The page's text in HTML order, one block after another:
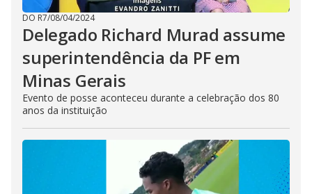
DO R7/08/04/2024
Delegado Richard Murad assume
superintendência da PF em
Minas Gerais
Evento de posse aconteceu durante a celebração dos 80
anos da instituição